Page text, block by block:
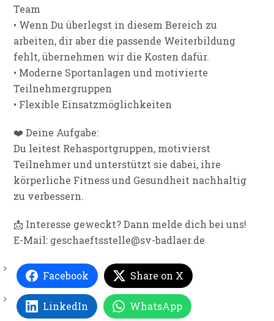
Team
• Wenn Du überlegst in diesem Bereich zu
arbeiten, dir aber die passende Weiterbildung
fehlt, übernehmen wir die Kosten dafür.
• Moderne Sportanlagen und motivierte
Teilnehmergruppen
• Flexible Einsatzmöglichkeiten
❤️ Deine Aufgabe:
Du leitest Rehasportgruppen, motivierst
Teilnehmer und unterstützt sie dabei, ihre
körperliche Fitness und Gesundheit nachhaltig
zu verbessern.
📩 Interesse geweckt? Dann melde dich bei uns!
E-Mail: geschaeftsstelle@sv-badlaer.de
Facebook Share on X
LinkedIn WhatsApp